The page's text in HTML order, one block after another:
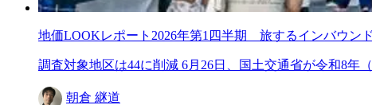
地価LOOKレポート2026年第1四半期 旅するインバウン
調査対象地区は44に削減 6月26日、国土交通省が令和8年
朝倉 継道